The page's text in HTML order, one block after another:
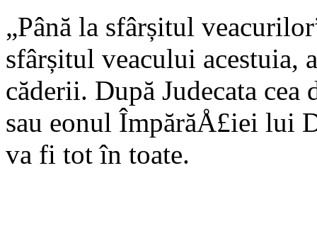
„Până la sfârșitul
sfârșitul veacului acestuia,
căderii. După Judecata
sau eonul ÎmpărăÅ£iei lui
va fi tot în toate.